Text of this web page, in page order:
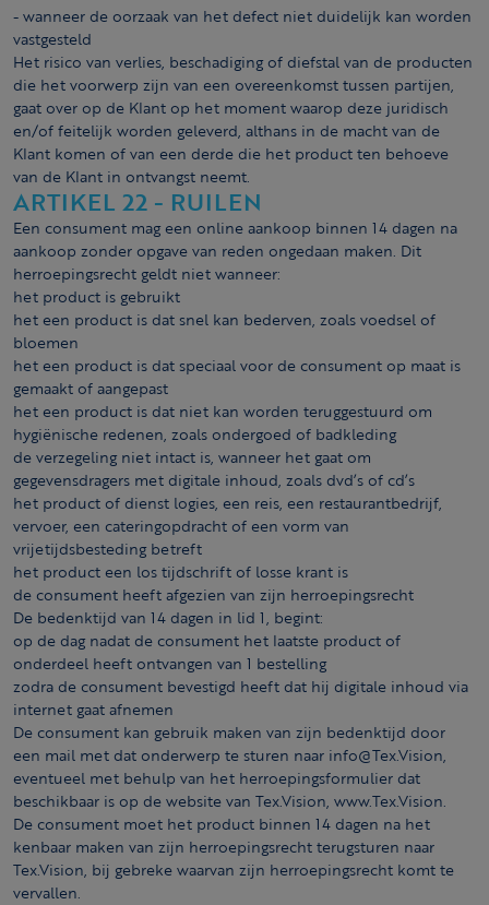
- wanneer de oorzaak van het defect niet duidelijk kan worden
vastgesteld
Het risico van verlies, beschadiging of diefstal van de producten
die het voorwerp zijn van een overeenkomst tussen partijen,
gaat over op de Klant op het moment waarop deze juridisch
en/of feitelijk worden geleverd, althans in de macht van de
Klant komen of van een derde die het product ten behoeve
van de Klant in ontvangst neemt.
ARTIKEL 22 - RUILEN
Een consument mag een online aankoop binnen 14 dagen na
aankoop zonder opgave van reden ongedaan maken. Dit
herroepingsrecht geldt niet wanneer:
het product is gebruikt
het een product is dat snel kan bederven, zoals voedsel of
bloemen
het een product is dat speciaal voor de consument op maat is
gemaakt of aangepast
het een product is dat niet kan worden teruggestuurd om
hygiënische redenen, zoals ondergoed of badkleding
de verzegeling niet intact is, wanneer het gaat om
gegevensdragers met digitale inhoud, zoals dvd’s of cd’s
het product of dienst logies, een reis, een restaurantbedrijf,
vervoer, een cateringopdracht of een vorm van
vrijetijdsbesteding betreft
het product een los tijdschrift of losse krant is
de consument heeft afgezien van zijn herroepingsrecht
De bedenktijd van 14 dagen in lid 1, begint:
op de dag nadat de consument het laatste product of
onderdeel heeft ontvangen van 1 bestelling
zodra de consument bevestigd heeft dat hij digitale inhoud via
internet gaat afnemen
De consument kan gebruik maken van zijn bedenktijd door
een mail met dat onderwerp te sturen naar info@Tex.Vision,
eventueel met behulp van het herroepingsformulier dat
beschikbaar is op de website van Tex.Vision, www.Tex.Vision.
De consument moet het product binnen 14 dagen na het
kenbaar maken van zijn herroepingsrecht terugsturen naar
Tex.Vision, bij gebreke waarvan zijn herroepingsrecht komt te
vervallen.